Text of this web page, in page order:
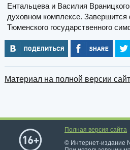
Ентальцева и Василия
духовном комплексе.
Тюменского государственного
Материал на полной версии
Полная версия сайта
© Интернет-издание